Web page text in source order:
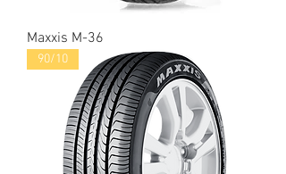
Maxxis M-36
90/10